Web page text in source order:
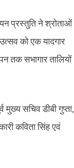
प्रस्तुति ने श्रोताओं
को एक यादगार
तक सभागार तालियों
सचिव डीबी गुप्ता,
कविता सिंह एवं